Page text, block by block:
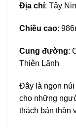
Địa chỉ: Tây
Chiều cao:
Cung đường:
Thiên Lãnh
Đây là ngọn
cho những
thách bản thân